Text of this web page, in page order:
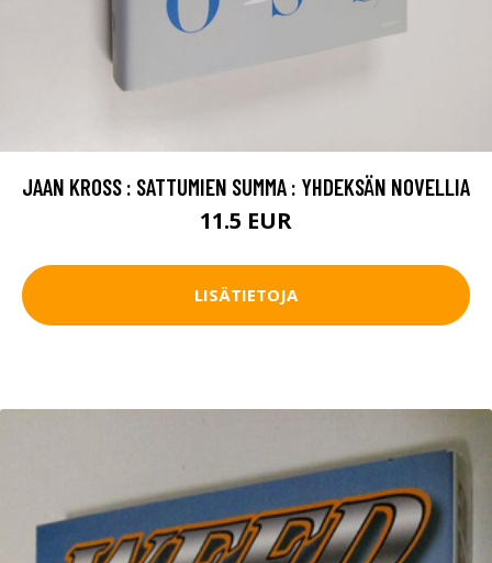
JAAN KROSS : SATTUMIEN SUMMA : YHDEKSÄN NOVELLIA
11.5 EUR
LISÄTIETOJA